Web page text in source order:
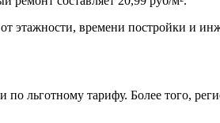
этажности, времени постройки и
льготному тарифу. Более того,